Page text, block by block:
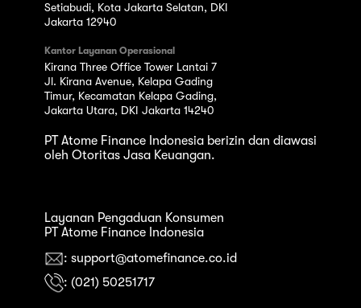
Setiabudi, Kota Jakarta Selatan, DKI
Jakarta 12940
Kantor Layanan Operasional
Kirana Three Office Tower Lantai 7
Jl. Kirana Avenue, Kelapa Gading
Timur, Kecamatan Kelapa Gading,
Jakarta Utara, DKI Jakarta 14240
PT Atome Finance Indonesia berizin dan diawasi
oleh Otoritas Jasa Keuangan.
Layanan Pengaduan Konsumen
PT Atome Finance Indonesia
: support@atomefinance.co.id
: (021) 50251717